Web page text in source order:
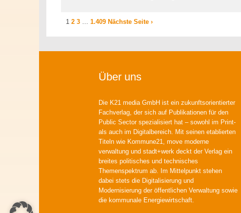
1 2 3 … 1.409 Nächste Seite ›
Über uns
Die K21 media GmbH ist ein zukunftsorientierter
Fachverlag, der sich auf Publikationen für den
Public Sector spezialisiert hat – sowohl im Print-
als auch im Digitalbereich. Mit seinen etablierten
Titeln wie Kommune21, move moderne
verwaltung und stadt+werk deckt der Verlag ein
breites politisches und technisches
Themenspektrum ab. Im Mittelpunkt stehen
dabei stets die Digitalisierung und
Modernisierung der öffentlichen Verwaltung sowie
die kommunale Energiewirtschaft.